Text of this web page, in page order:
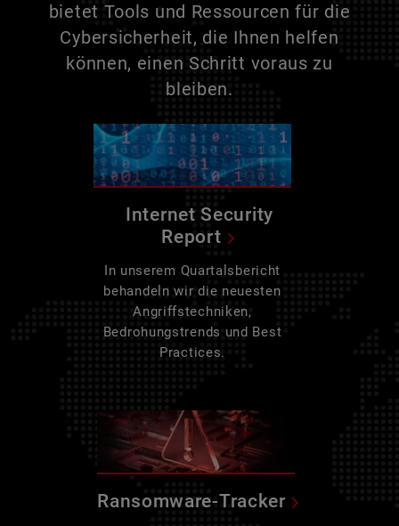
bietet Tools und Ressourcen für die
Cybersicherheit, die Ihnen helfen
können, einen Schritt voraus zu
bleiben.
Internet Security
Report
In unserem Quartalsbericht
behandeln wir die neuesten
Angriffstechniken,
Bedrohungstrends und Best
Practices.
Ransomware-Tracker